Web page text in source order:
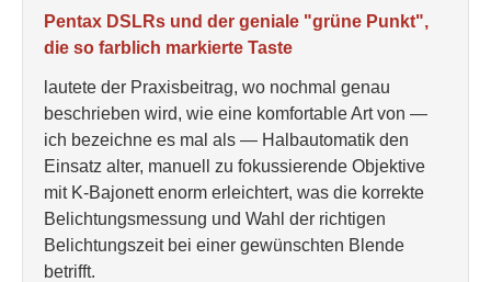
Pentax DSLRs und der geniale "grüne Punkt",
die so farblich markierte Taste
lautete der Praxisbeitrag, wo nochmal genau
beschrieben wird, wie eine komfortable Art von —
ich bezeichne es mal als — Halbautomatik den
Einsatz alter, manuell zu fokussierende Objektive
mit K-Bajonett enorm erleichtert, was die korrekte
Belichtungsmessung und Wahl der richtigen
Belichtungszeit bei einer gewünschten Blende
betrifft.